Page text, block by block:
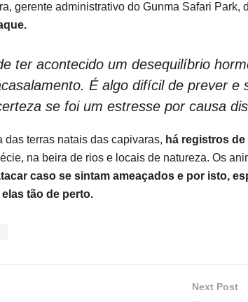
gerente administrativo do Gunma Safari Park,
ter acontecido um desequilíbrio
É algo difícil de prever e
se foi um estresse por causa
das terras natais das capivaras, há registros
na beira de rios e locais de natureza. Os
caso se sintam ameaçados e por isto,
tão de perto.
Next Post